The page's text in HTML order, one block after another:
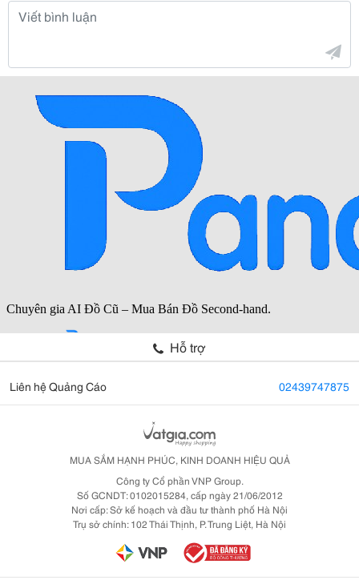
Hỗ trợ
Liên hệ Quảng Cáo 02439747875
MUA SẮM HẠNH PHÚC, KINH DOANH HIỆU QUẢ
Công ty Cổ phần VNP Group.
Số GCNDT: 0102015284, cấp ngày 21/06/2012
Nơi cấp: Sở kế hoạch và đầu tư thành phố Hà Nội
Trụ sở chính: 102 Thái Thịnh, P. Trung Liệt, Hà Nội